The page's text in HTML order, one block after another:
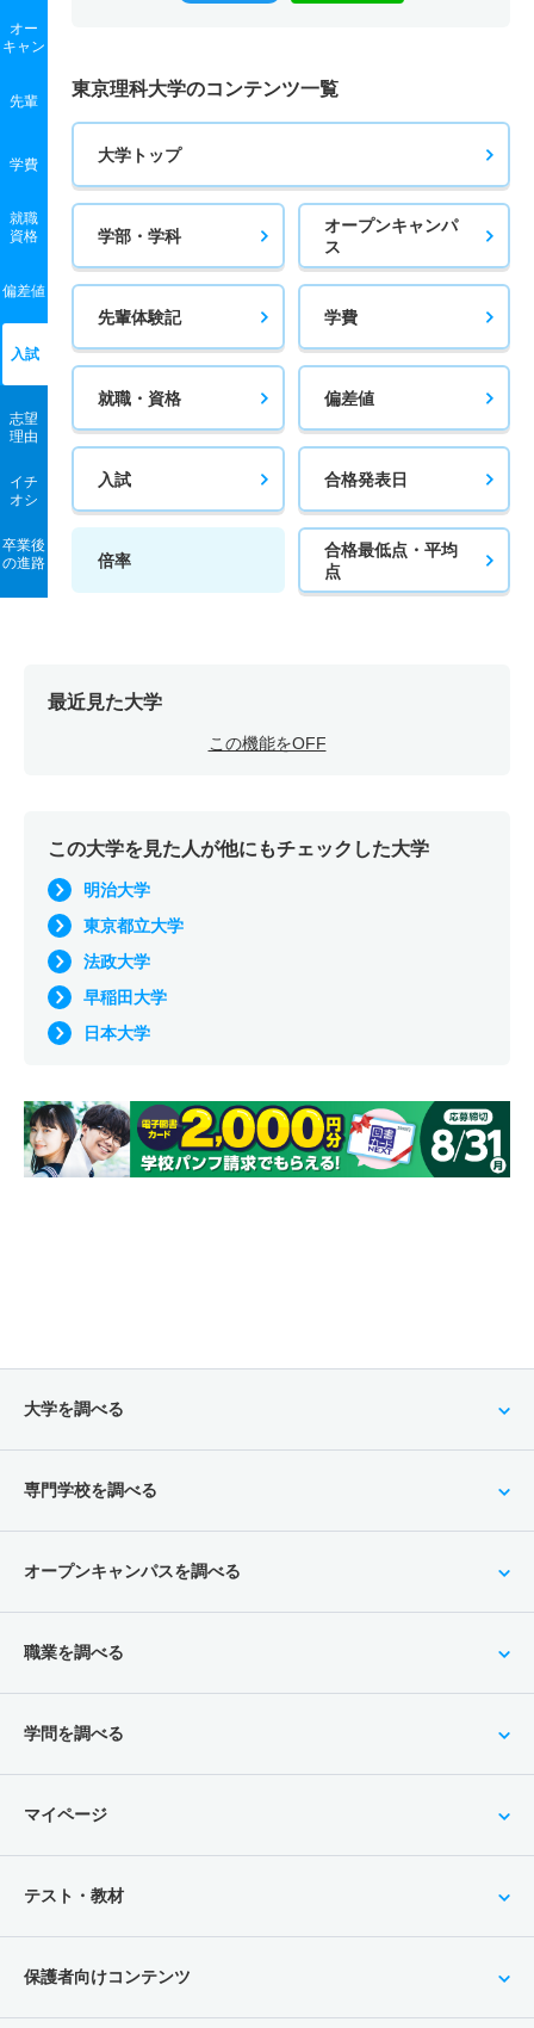
オー
キャン
先輩
学費
就職
資格
偏差値
入試
志望
理由
イチ
オシ
卒業後
の進路
東京理科大学のコンテンツ一覧
大学トップ
学部・学科
オープンキャンパ
ス
先輩体験記 学費
就職・資格 偏差値
入試 合格発表日
倍率
合格最低点・平均
点
最近見た大学
この機能をOFF
この大学を見た人が他にもチェックした大学
明治大学
東京都立大学
法政大学
早稲田大学
日本大学
大学を調べる
専門学校を調べる
オープンキャンパスを調べる
職業を調べる
学問を調べる
マイページ
テスト・教材
保護者向けコンテンツ